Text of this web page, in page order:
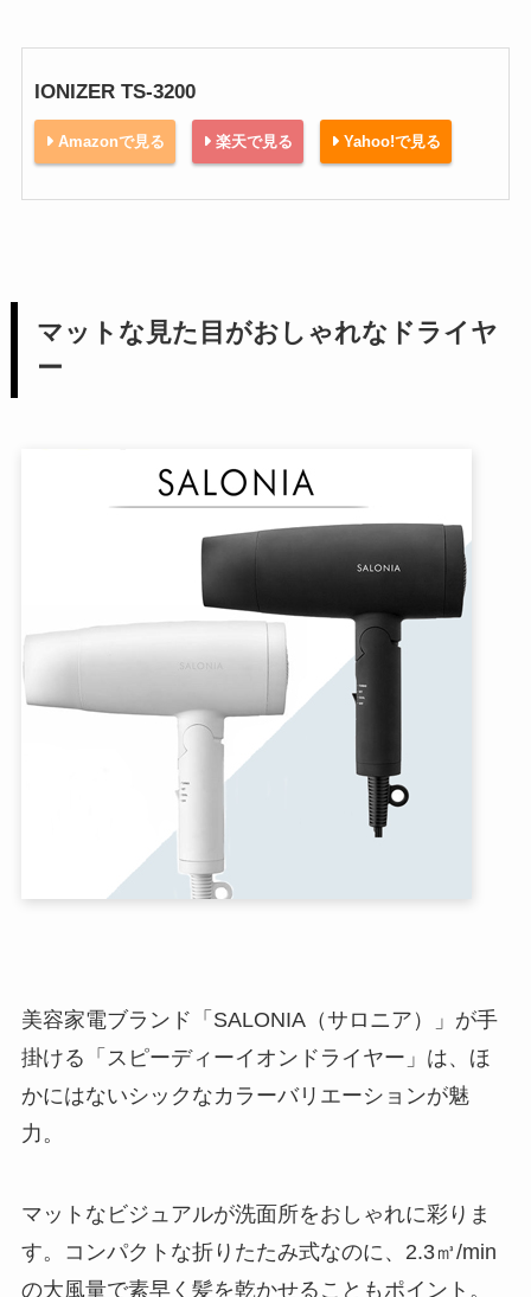
IONIZER TS-3200
Amazonで見る 楽天で見る Yahoo!で見る
マットな見た目がおしゃれなドライヤ
ー
美容家電ブランド「SALONIA（サロニア）」が手
掛ける「スピーディーイオンドライヤー」は、ほ
かにはないシックなカラーバリエーションが魅
力。
マットなビジュアルが洗面所をおしゃれに彩りま
す。コンパクトな折りたたみ式なのに、2.3㎥/min
の大風量で素早く髪を乾かせることもポイント。